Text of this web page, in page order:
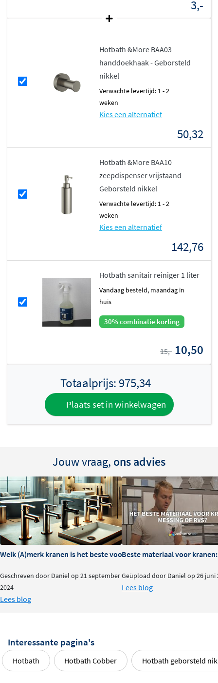
3,-
Hotbath &More BAA03
handdoekhaak - Geborsteld
nikkel
Verwachte levertijd: 1 - 2
weken
Kies een alternatief
50,32
Hotbath &More BAA10
zeepdispenser vrijstaand -
Geborsteld nikkel
Verwachte levertijd: 1 - 2
weken
Kies een alternatief
142,76
Hotbath sanitair reiniger 1 liter
vandaag besteld, maandag in
huis
30% combinatie korting
15,- 10,50
Totaalprijs: 975,34
Plaats set in winkelwagen
Jouw vraag, ons advies
Welk (A)merk kranen is het beste voor je badkamer?
Geschreven door Daniel op 21 september
2024
Lees blog
Beste materiaal voor kranen:
Geüpload door Daniel op 26 juni
Lees blog
Interessante pagina's
Hotbath Hotbath Cobber Hotbath geborsteld